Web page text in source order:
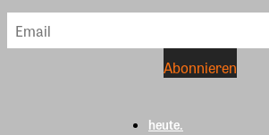
heute.